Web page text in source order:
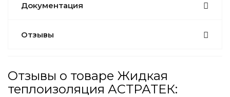
Документация
Отзывы
Отзывы о товаре Жидкая
теплоизоляция АСТРАТЕК: